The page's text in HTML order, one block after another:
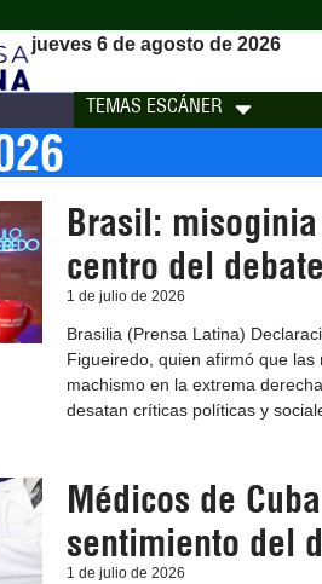
jueves 6 de agosto de 2026
TEMAS ESCÁNER
Brasil:
centro del debate
1 de julio de 2026
Brasilia (Prensa Latina)
Figueiredo, quien afirmó que las
machismo en la extrema
desatan críticas políticas y
Médicos de
sentimiento del
1 de julio de 2026